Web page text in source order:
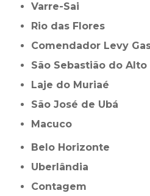
Varre-Sai
Rio das Flores
Comendador Levy
São Sebastião do Alto
Laje do Muriaé
São José de Ubá
Macuco
Belo Horizonte
Uberlândia
Contagem